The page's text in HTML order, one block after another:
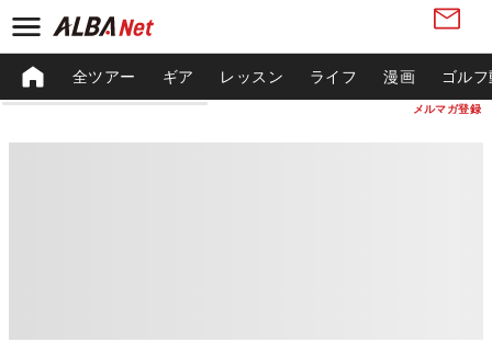
メルマガ登録
全ツアー ギア レッスン ライフ 漫画 ゴル